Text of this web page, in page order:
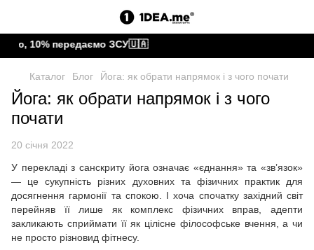
10% передаємо ЗСУ🇺🇦
Каталог Блог Йога: як обрати напрямок і з чого почати
Йога: як обрати напрямок і з чого
почати
20 січня 2022
У перекладі з санскриту йога означає «єднання» та «зв’язок»
— це сукупність різних духовних та фізичних практик для
досягнення гармонії та спокою. І хоча спочатку західний світ
перейняв її лише як комплекс фізичних вправ, адепти
закликають сприймати її як цілісне філософське вчення, а чи
не просто різновид фітнесу.